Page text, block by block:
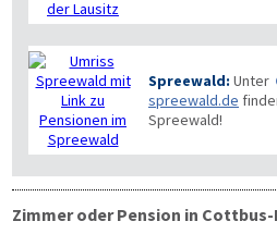
Spreewald: Unter
spreewald.de
Spreewald!
Zimmer oder Pension in